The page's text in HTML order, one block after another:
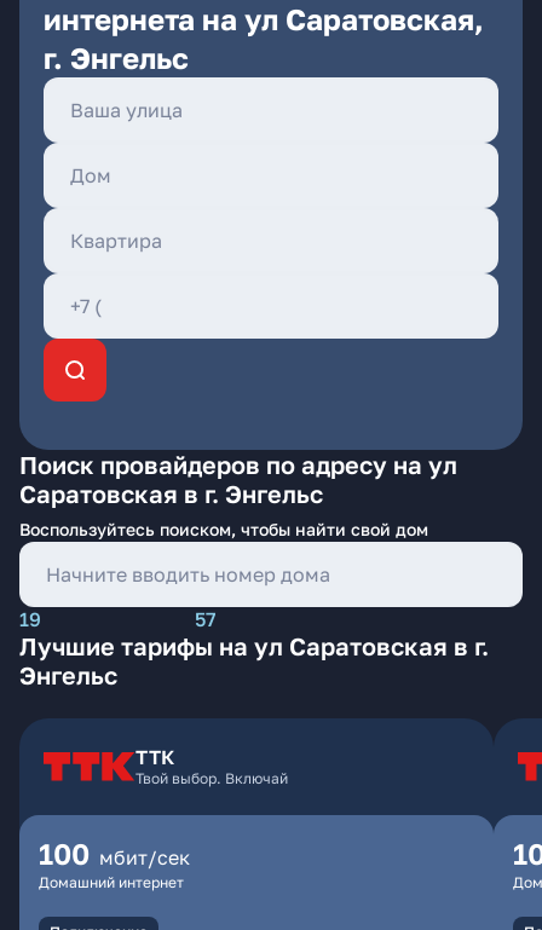
интернета на ул Саратовская,
г. Энгельс
Поиск провайдеров по адресу на ул
Саратовская в г. Энгельс
Воспользуйтесь поиском, чтобы найти свой дом
19 57
Лучшие тарифы на ул Саратовская в г.
Энгельс
ТТК
Твой выбор. Включай
100 мбит/сек
Домашний интернет